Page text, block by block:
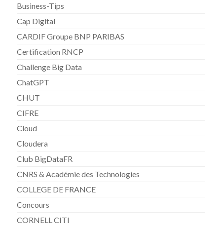
Business-Tips
Cap Digital
CARDIF Groupe BNP PARIBAS
Certification RNCP
Challenge Big Data
ChatGPT
CHUT
CIFRE
Cloud
Cloudera
Club BigDataFR
CNRS & Académie des Technologies
COLLEGE DE FRANCE
Concours
CORNELL CITI